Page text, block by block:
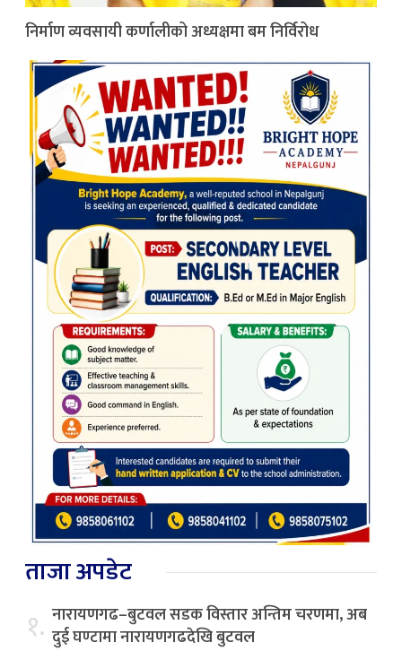
निर्माण व्यवसायी कर्णालीको अध्यक्षमा बम निर्विरोध
ताजा अपडेट
१. नारायणगढ–बुटवल सडक विस्तार अन्तिम चरणमा, अब
दुई घण्टामा नारायणगढदेखि बुटवल